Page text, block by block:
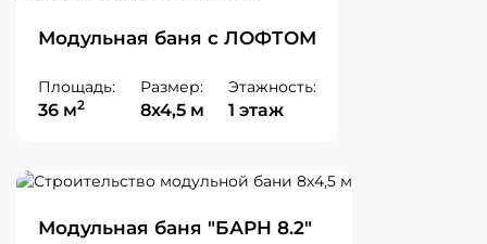
Модульная баня с ЛОФТОМ
Площадь:
36 м2
Размер:
8х4,5 м
Этажность:
1 этаж
Модульная баня "БАРН 8.2"